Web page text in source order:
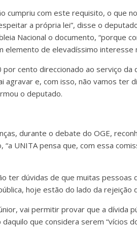
cumpriu com este requisito, o que
a própria lei”, disse o
Nacional o documento, “porque
de elevadíssimo interesse
cento direccionado ao serviço da
agravar e, com isso, não vamos ter
o deputado.
durante o debate do OGE,
UNITA pensa que, com essa
ter dúvidas de que muitas pessoas
hoje estão do lado da rejeição
vai permitir provar que a dívida
que considera serem “vícios